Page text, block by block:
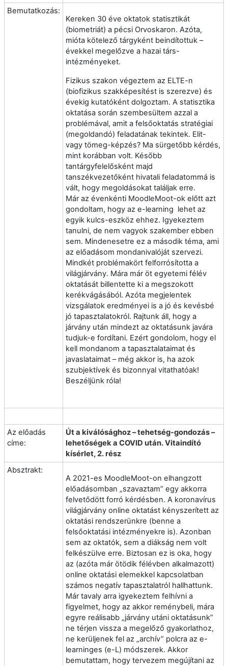
Bemutatkozás:
Kereken 30 éve oktatok statisztikát
(biometriát) a pécsi Orvoskaron. Azóta,
mióta kötelező tárgyként beindítottuk –
évekkel megelőzve a hazai társ-
intézményeket.
Fizikus szakon végeztem az ELTE-n
(biofizikus szakképesítést is szerezve) és
évekig kutatóként dolgoztam. A statisztika
oktatása során szembesültem azzal a
problémával, amit a felsőoktatás stratégiai
(megoldandó) feladatának tekintek. Elit-
vagy tömeg-képzés? Ma sürgetőbb kérdés,
mint korábban volt. Később
tantárgyfelelősként majd
tanszékvezetőként hivatali feladatommá is
vált, hogy megoldásokat találjak erre.
Már az évenkénti MoodleMoot-ok előtt azt
gondoltam, hogy az e-learning lehet az
egyik kulcs-eszköz ehhez. Igyekeztem
tanulni, de nem vagyok szakember ebben
sem. Mindenesetre ez a második téma, ami
az előadásom mondanivalóját szervezi.
Mindkét problémakört felforrósította a
világjárvány. Mára már öt egyetemi félév
oktatását billentette ki a megszokott
kerékvágásából. Azóta megjelentek
vizsgálatok eredményei is a jó és kevésbé
jó tapasztalatokról. Rajtunk áll, hogy a
járvány után mindezt az oktatásunk javára
tudjuk-e fordítani. Ezért gondolom, hogy el
kell mondanom a tapasztalataimat és
javaslataimat – még akkor is, ha azok
szubjektívek és bizonnyal vitathatóak!
Beszéljünk róla!
Az előadás
címe:
Út a kiválósághoz – tehetség-gondozás –
lehetőségek a COVID után. Vitaindító
kísérlet, 2. rész
Absztrakt:
A 2021-es MoodleMoot-on elhangzott
előadásomban „szavaztam” egy akkorra
felvetődött forró kérdésben. A koronavírus
világjárvány online oktatást kényszerített az
oktatási rendszerünkre (benne a
felsőoktatási intézményekre is). Azonban
sem az oktatók, sem a diákság nem volt
felkészülve erre. Biztosan ez is oka, hogy
az (azóta már ötödik félévben alkalmazott)
online oktatási elemekkel kapcsolatban
számos negatív tapasztalatról hallhattunk.
Már tavaly arra igyekeztem felhívni a
figyelmet, hogy az akkor reménybeli, mára
egyre reálisabb „járvány utáni oktatásunk”
ne térjen vissza a megelőző gyakorlathoz,
ne kerüljenek fel az „archív” polcra az e-
learninges (e-L) módszerek. Akkor
bemutattam, hogy tervezem megújítani az